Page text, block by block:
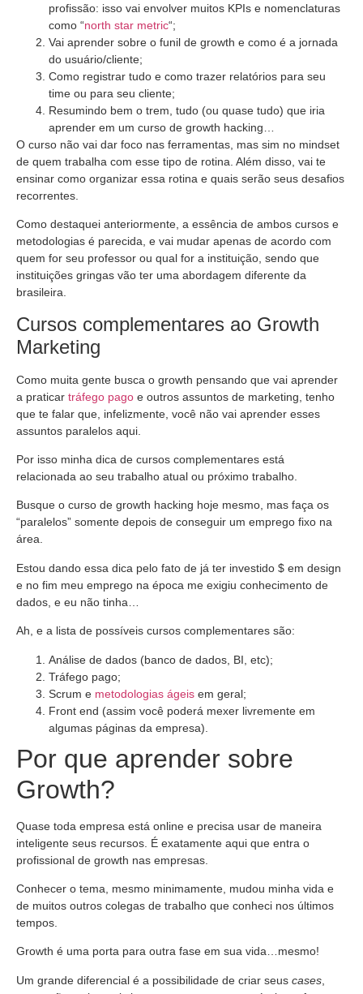
profissão: isso vai envolver muitos KPIs e nomenclaturas
como “north star metric“;
Vai aprender sobre o funil de growth e como é a jornada
do usuário/cliente;
Como registrar tudo e como trazer relatórios para seu
time ou para seu cliente;
Resumindo bem o trem, tudo (ou quase tudo) que iria
aprender em um curso de growth hacking…
O curso não vai dar foco nas ferramentas, mas sim no mindset
de quem trabalha com esse tipo de rotina. Além disso, vai te
ensinar como organizar essa rotina e quais serão seus desafios
recorrentes.
Como destaquei anteriormente, a essência de ambos cursos e
metodologias é parecida, e vai mudar apenas de acordo com
quem for seu professor ou qual for a instituição, sendo que
instituições gringas vão ter uma abordagem diferente da
brasileira.
Cursos complementares ao Growth
Marketing
Como muita gente busca o growth pensando que vai aprender
a praticar tráfego pago e outros assuntos de marketing, tenho
que te falar que, infelizmente, você não vai aprender esses
assuntos paralelos aqui.
Por isso minha dica de cursos complementares está
relacionada ao seu trabalho atual ou próximo trabalho.
Busque o curso de growth hacking hoje mesmo, mas faça os
“paralelos” somente depois de conseguir um emprego fixo na
área.
Estou dando essa dica pelo fato de já ter investido $ em design
e no fim meu emprego na época me exigiu conhecimento de
dados, e eu não tinha…
Ah, e a lista de possíveis cursos complementares são:
Análise de dados (banco de dados, BI, etc);
Tráfego pago;
Scrum e metodologias ágeis em geral;
Front end (assim você poderá mexer livremente em
algumas páginas da empresa).
Por que aprender sobre
Growth?
Quase toda empresa está online e precisa usar de maneira
inteligente seus recursos. É exatamente aqui que entra o
profissional de growth nas empresas.
Conhecer o tema, mesmo minimamente, mudou minha vida e
de muitos outros colegas de trabalho que conheci nos últimos
tempos.
Growth é uma porta para outra fase em sua vida…mesmo!
Um grande diferencial é a possibilidade de criar seus cases